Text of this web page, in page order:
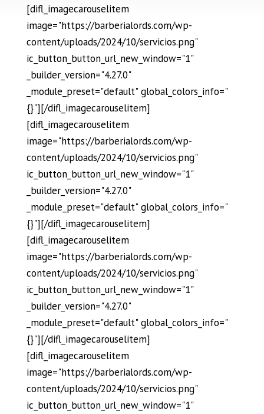
[difl_imagecarouselitem
image="https://barberialords.com/wp-
content/uploads/2024/10/servicios.png"
ic_button_button_url_new_window="1"
_builder_version="4.27.0"
_module_preset="default" global_colors_info="
{}"][/difl_imagecarouselitem]
[difl_imagecarouselitem
image="https://barberialords.com/wp-
content/uploads/2024/10/servicios.png"
ic_button_button_url_new_window="1"
_builder_version="4.27.0"
_module_preset="default" global_colors_info="
{}"][/difl_imagecarouselitem]
[difl_imagecarouselitem
image="https://barberialords.com/wp-
content/uploads/2024/10/servicios.png"
ic_button_button_url_new_window="1"
_builder_version="4.27.0"
_module_preset="default" global_colors_info="
{}"][/difl_imagecarouselitem]
[difl_imagecarouselitem
image="https://barberialords.com/wp-
content/uploads/2024/10/servicios.png"
ic_button_button_url_new_window="1"